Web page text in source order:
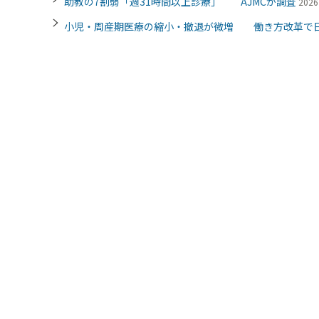
小児・周産期医療の縮小・撤退が微増 働き方改革で